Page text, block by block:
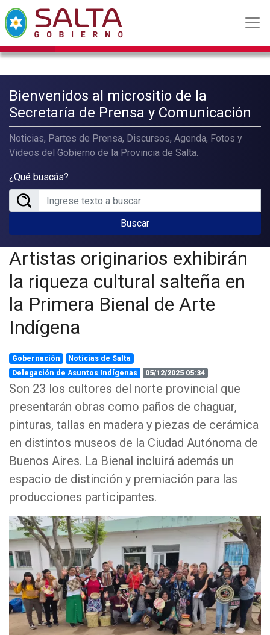
Bienvenidos al micrositio de la
Secretaría de Prensa y Comunicación
Noticias, Partes de Prensa, Discursos, Agenda, Fotos y
Videos del Gobierno de la Provincia de Salta.
¿Qué buscás?
Buscar
Artistas originarios exhibirán
la riqueza cultural salteña en
la Primera Bienal de Arte
Indígena
Gobernación
Noticias de Salta
Delegación de Asuntos Indígenas
05/12/2025 05:34
Son 23 los cultores del norte provincial que
presentarán obras como paños de chaguar,
pinturas, tallas en madera y piezas de cerámica
en distintos museos de la Ciudad Autónoma de
Buenos Aires. La Bienal incluirá además un
espacio de distinción y premiación para las
producciones participantes.